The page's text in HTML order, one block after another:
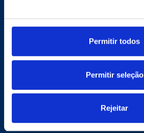
Permitir todos
Permitir seleção
Rejeitar
A Empresa
Website de comércio eletrônico
CONTATO